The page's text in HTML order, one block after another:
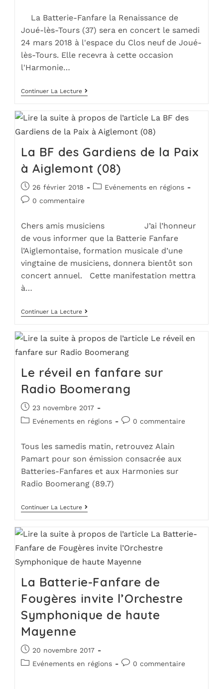
La Batterie-Fanfare la Renaissance de
Joué-lès-Tours (37) sera en concert le samedi
24 mars 2018 à l'espace du Clos neuf de Joué-
lès-Tours. Elle recevra à cette occasion
l'Harmonie…
Continuer La Lecture
La BF des Gardiens de la Paix
à Aiglemont (08)
26 février 2018
Evénements en régions
0 commentaire
Chers amis musiciens J’ai l’honneur
de vous informer que la Batterie Fanfare
l’Aiglemontaise, formation musicale d’une
vingtaine de musiciens, donnera bientôt son
concert annuel. Cette manifestation mettra
à…
Continuer La Lecture
Le réveil en fanfare sur
Radio Boomerang
23 novembre 2017
Evénements en régions
0 commentaire
Tous les samedis matin, retrouvez Alain
Pamart pour son émission consacrée aux
Batteries-Fanfares et aux Harmonies sur
Radio Boomerang (89.7)
Continuer La Lecture
La Batterie-Fanfare de
Fougères invite l’Orchestre
Symphonique de haute
Mayenne
20 novembre 2017
Evénements en régions
0 commentaire